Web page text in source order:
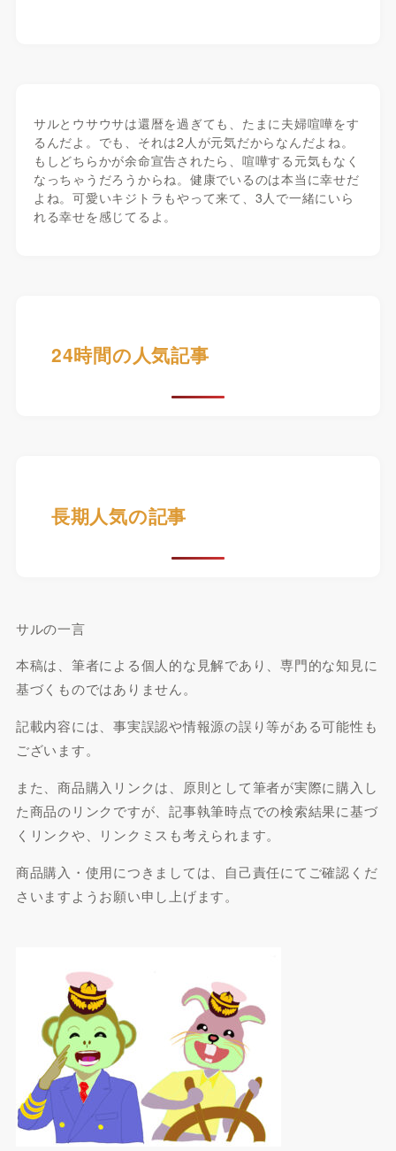
サルとウサウサは還暦を過ぎても、たまに夫婦喧嘩をす
るんだよ。でも、それは2人が元気だからなんだよね。
もしどちらかが余命宣告されたら、喧嘩する元気もなく
なっちゃうだろうからね。健康でいるのは本当に幸せだ
よね。可愛いキジトラもやって来て、3人で一緒にいら
れる幸せを感じてるよ。
24時間の人気記事
長期人気の記事
サルの一言
本稿は、筆者による個人的な見解であり、専門的な知見に
基づくものではありません。
記載内容には、事実誤認や情報源の誤り等がある可能性も
ございます。
また、商品購入リンクは、原則として筆者が実際に購入し
た商品のリンクですが、記事執筆時点での検索結果に基づ
くリンクや、リンクミスも考えられます。
商品購入・使用につきましては、自己責任にてご確認くだ
さいますようお願い申し上げます。